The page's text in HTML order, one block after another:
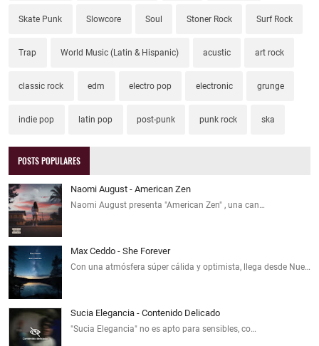
Skate Punk Slowcore Soul Stoner Rock Surf Rock
Trap World Music (Latin & Hispanic) acustic art rock
classic rock edm electro pop electronic grunge
indie pop latin pop post-punk punk rock ska
POSTS POPULARES
Naomi August - American Zen
Naomi August presenta "American Zen" , una can…
Max Ceddo - She Forever
Con una atmósfera súper cálida y optimista, llega desde Nue…
Sucia Elegancia - Contenido Delicado
"Sucia Elegancia" no es apto para sensibles, co…